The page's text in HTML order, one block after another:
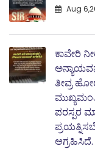
Aug
ಕಾವೇರಿ
ತೀವ್ರ
ಪರಸ್ಪರ
ಆಗ್ರಹಿಸಿದೆ.